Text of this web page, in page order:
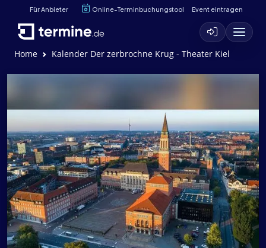
Für Anbieter Online-Terminbuchungstool Event eintragen
Home Kalender Der zerbrochne Krug - Theater Kiel